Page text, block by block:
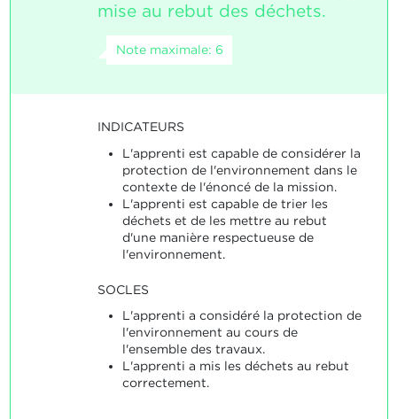
mise au rebut des déchets.
Note maximale: 6
INDICATEURS
L'apprenti est capable de considérer la
protection de l'environnement dans le
contexte de l'énoncé de la mission.
L'apprenti est capable de trier les
déchets et de les mettre au rebut
d'une manière respectueuse de
l'environnement.
SOCLES
L'apprenti a considéré la protection de
l'environnement au cours de
l'ensemble des travaux.
L'apprenti a mis les déchets au rebut
correctement.